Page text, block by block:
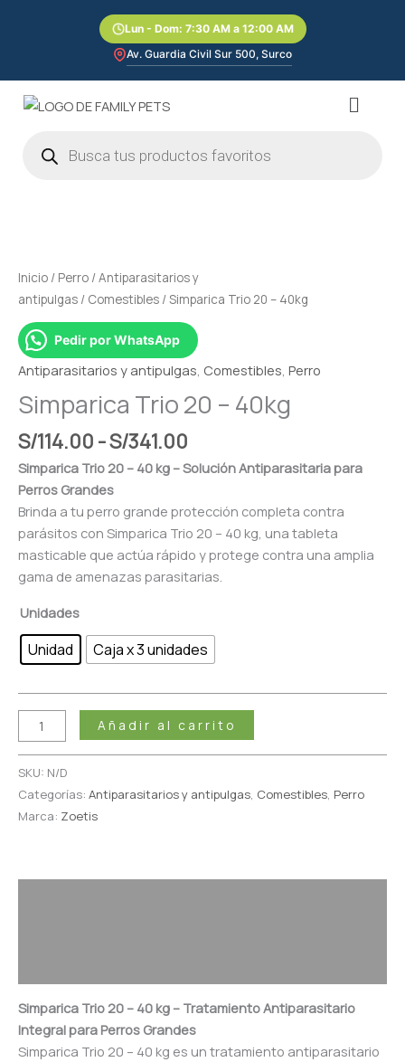
Lun - Dom: 7:30 AM a 12:00 AM
Av. Guardia Civil Sur 500, Surco
Menú
productos
Inicio / Perro /Antiparasitarios y
antipulgas / Comestibles / Simparica Trio 20 – 40kg
Pedir por WhatsApp
Antiparasitarios y antipulgas Comestibles Perro
Simparica Trio 20 – 40kg
S/114.00 -S/341.00
desde
S/114.00
hasta
S/341.00
Simparica Trio 20 – 40 kg – Solución Antiparasitaria para
Perros Grandes
Brinda a tu perro grande protección completa contra
parásitos con Simparica Trio 20 – 40 kg, una tableta
masticable que actúa rápido y protege contra una amplia
gama de amenazas parasitarias.
Unidades
Unidad Caja x 3 unidades
–
40kg
Añadir al carrito
SKU: N/D
Categorías: Antiparasitarios y antipulgas, Comestibles, Perro
Marca: Zoetis
Simparica Trio 20 – 40 kg – Tratamiento Antiparasitario
Integral para Perros Grandes
Simparica Trio 20 – 40 kg es un tratamiento antiparasitario